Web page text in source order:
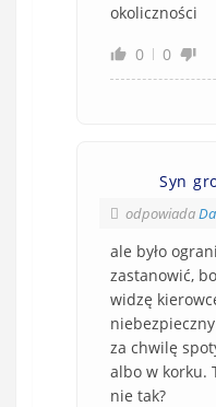
okoliczności
0
0
Syn
odpowiada
ale było
zastanowić,
widzę
za chwilę
albo w korku.
nie tak?